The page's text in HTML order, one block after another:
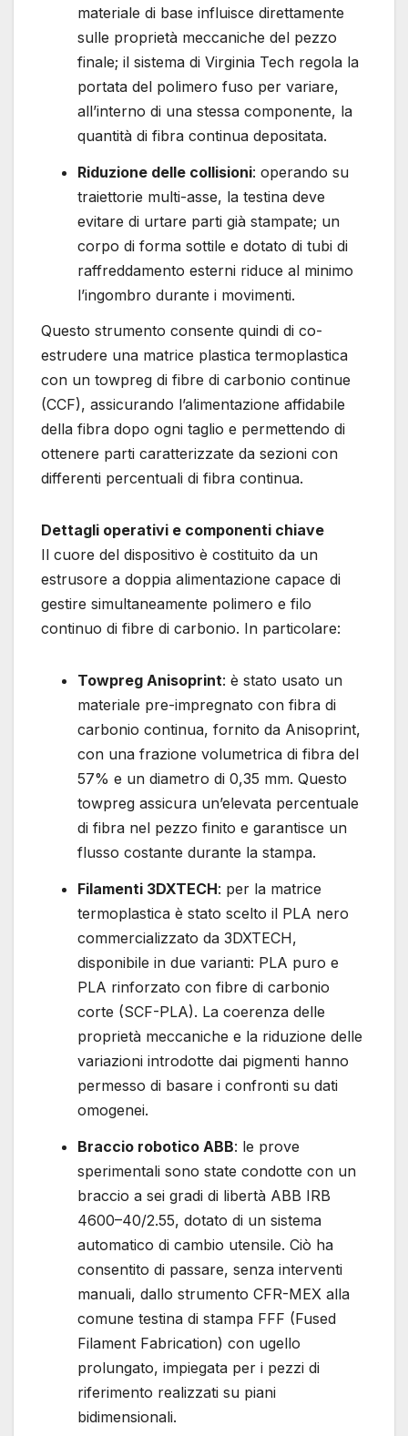
materiale di base influisce direttamente
sulle proprietà meccaniche del pezzo
finale; il sistema di Virginia Tech regola la
portata del polimero fuso per variare,
all’interno di una stessa componente, la
quantità di fibra continua depositata.
Riduzione delle collisioni: operando su
traiettorie multi-asse, la testina deve
evitare di urtare parti già stampate; un
corpo di forma sottile e dotato di tubi di
raffreddamento esterni riduce al minimo
l’ingombro durante i movimenti.
Questo strumento consente quindi di co-
estrudere una matrice plastica termoplastica
con un towpreg di fibre di carbonio continue
(CCF), assicurando l’alimentazione affidabile
della fibra dopo ogni taglio e permettendo di
ottenere parti caratterizzate da sezioni con
differenti percentuali di fibra continua.
Dettagli operativi e componenti chiave
Il cuore del dispositivo è costituito da un
estrusore a doppia alimentazione capace di
gestire simultaneamente polimero e filo
continuo di fibre di carbonio. In particolare:
Towpreg Anisoprint: è stato usato un
materiale pre-impregnato con fibra di
carbonio continua, fornito da Anisoprint,
con una frazione volumetrica di fibra del
57% e un diametro di 0,35 mm. Questo
towpreg assicura un’elevata percentuale
di fibra nel pezzo finito e garantisce un
flusso costante durante la stampa.
Filamenti 3DXTECH: per la matrice
termoplastica è stato scelto il PLA nero
commercializzato da 3DXTECH,
disponibile in due varianti: PLA puro e
PLA rinforzato con fibre di carbonio
corte (SCF-PLA). La coerenza delle
proprietà meccaniche e la riduzione delle
variazioni introdotte dai pigmenti hanno
permesso di basare i confronti su dati
omogenei.
Braccio robotico ABB: le prove
sperimentali sono state condotte con un
braccio a sei gradi di libertà ABB IRB
4600–40/2.55, dotato di un sistema
automatico di cambio utensile. Ciò ha
consentito di passare, senza interventi
manuali, dallo strumento CFR-MEX alla
comune testina di stampa FFF (Fused
Filament Fabrication) con ugello
prolungato, impiegata per i pezzi di
riferimento realizzati su piani
bidimensionali.